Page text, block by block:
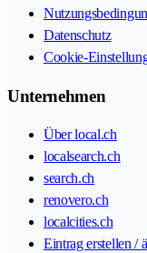
Datenschutz
Cookie-
Unternehmen
Über local.ch
localsearch.ch
search.ch
renovero.ch
localcities.ch
Eintrag erstellen /